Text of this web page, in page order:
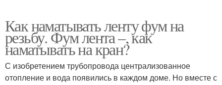
Как наматывать ленту фум на
резьбу. Фум лента –, как
наматывать на кран?
С изобретением трубопровода централизованное
отопление и вода появились в каждом доме. Но вместе с